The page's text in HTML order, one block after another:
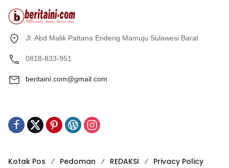
Jl. Abd Malik Pattana Endeng Mamuju Sulawesi Barat
0818-833-951
beritaini.com@gmail.com
Kotak Pos Pedoman REDAKSI Privacy Policy